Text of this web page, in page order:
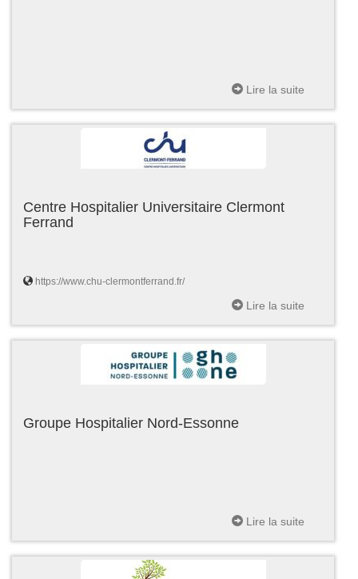
Lire la suite
Centre Hospitalier Universitaire Clermont
Ferrand
https://www.chu-clermontferrand.fr/
Lire la suite
Groupe Hospitalier Nord-Essonne
Lire la suite